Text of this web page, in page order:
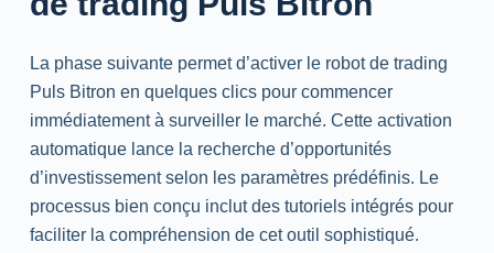
La phase suivante permet d’activer le robot de trading
Puls Bitron en quelques clics pour commencer
immédiatement à surveiller le marché. Cette activation
automatique lance la recherche d’opportunités
d’investissement selon les paramètres prédéfinis. Le
processus bien conçu inclut des tutoriels intégrés pour
faciliter la compréhension de cet outil sophistiqué.